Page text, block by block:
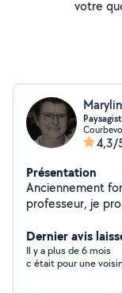
votre
4,3/
Présentation
Anciennement
professeur, je
du micro
Dernier avis
Il y a plus de 6 mois
c était pour une